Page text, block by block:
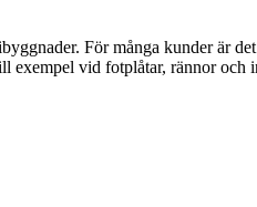
För många kunder är
exempel vid fotplåtar, rännor och